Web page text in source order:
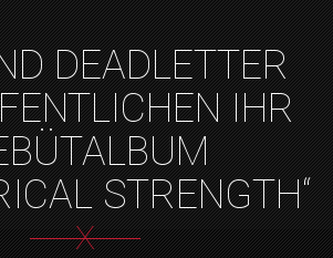
DEADLETTER
IHR
STRENGTH“
X